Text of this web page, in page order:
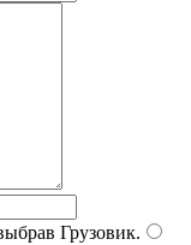
Грузовик.